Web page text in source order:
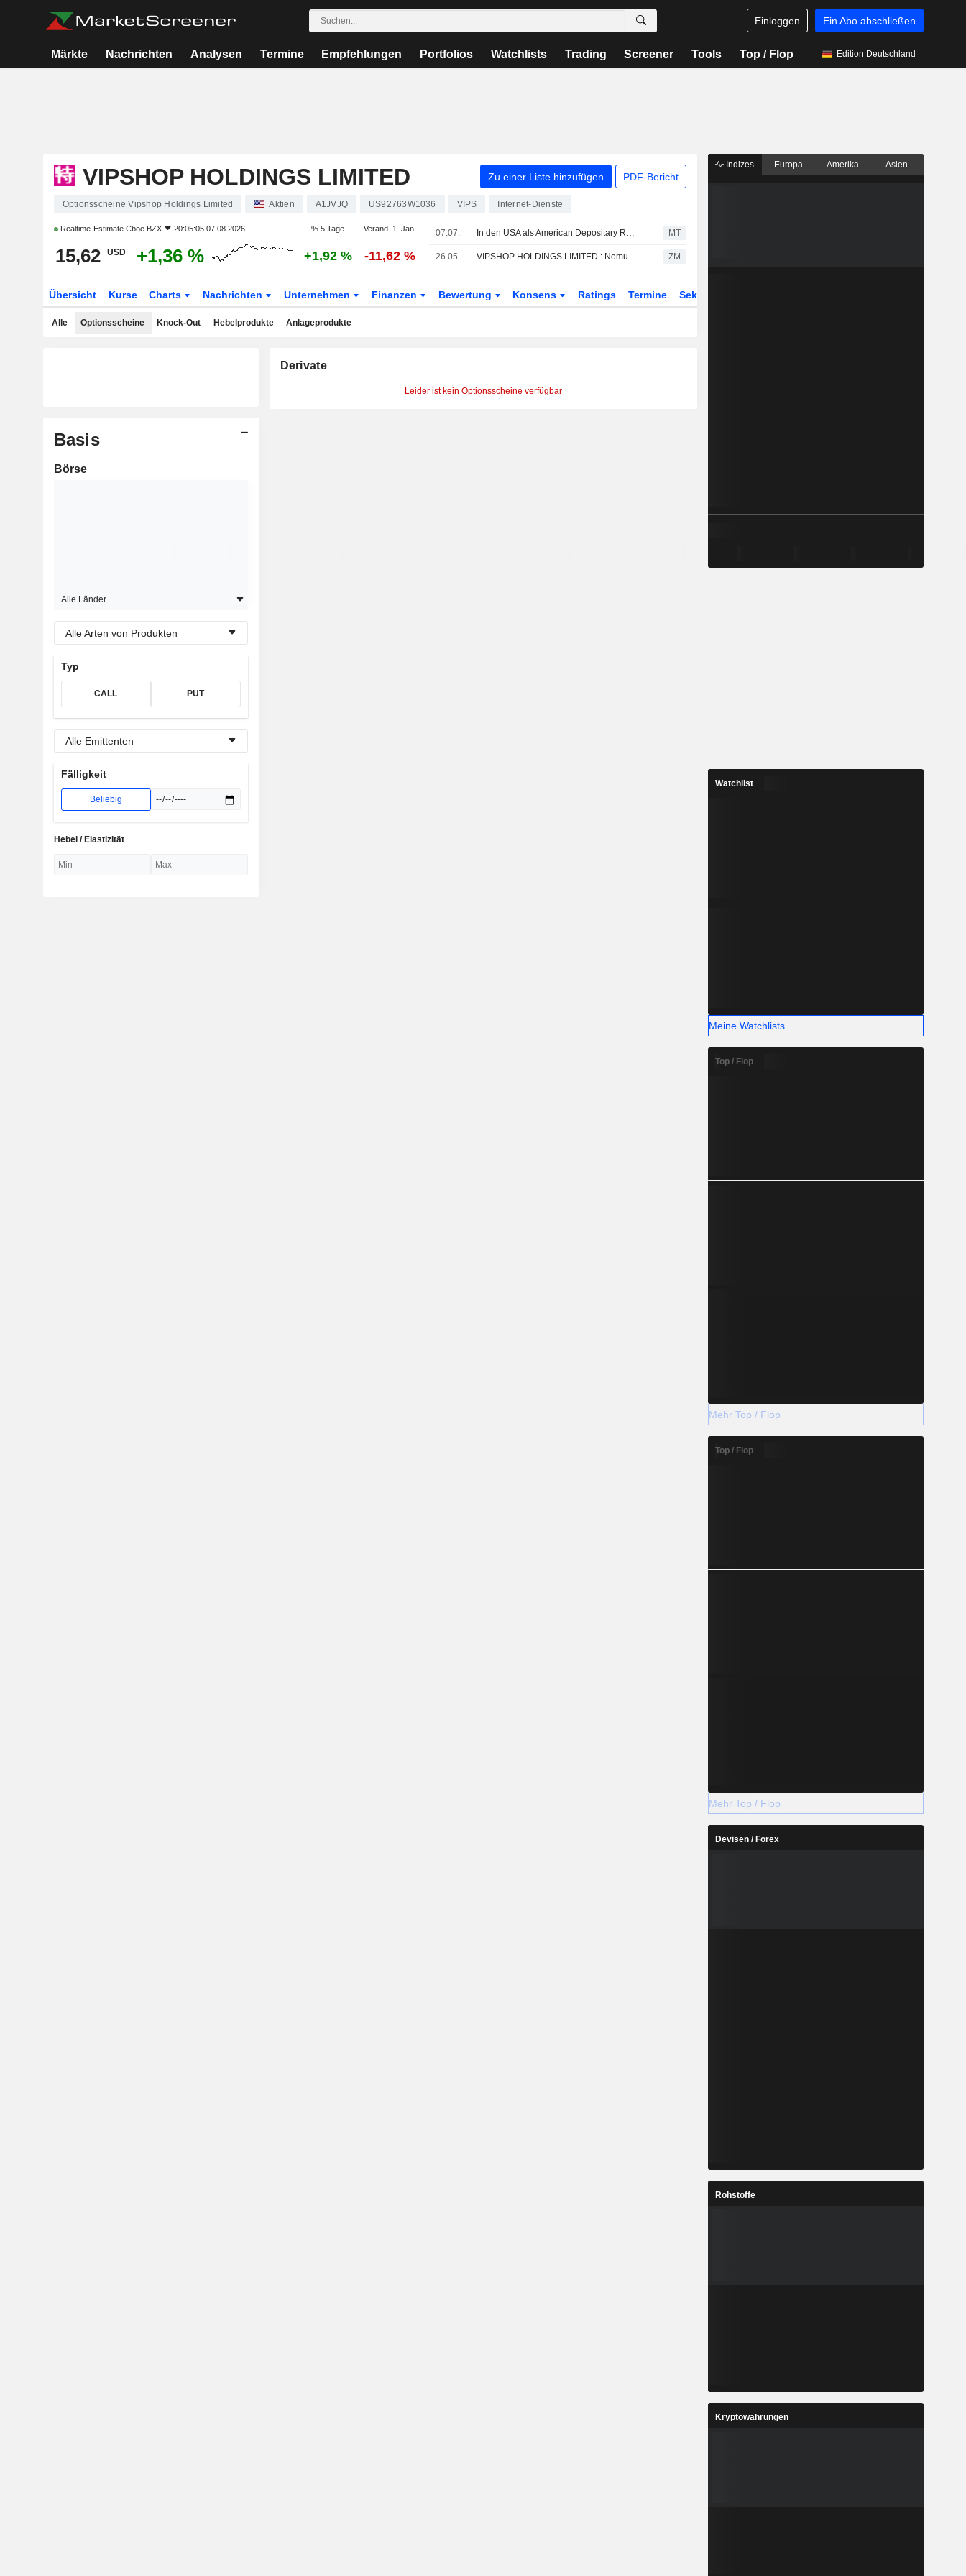
Einloggen Ein Abo abschließen
Märkte Nachrichten Analysen Termine Empfehlungen Portfolios Watchlists Trading Screener Tools Top / Flop Edition Deutschland
VIPSHOP HOLDINGS LIMITED Zu einer Liste hinzufügen PDF-Bericht
Optionsscheine Vipshop Holdings Limited Aktien A1JVJQ US92763W1036 VIPS Internet-Dienste
Realtime-Estimate Cboe BZX 20:05:05 07.08.2026 % 5 Tage Veränd. 1. Jan.
15,62 USD +1,36 % +1,92 % -11,62 %
07.07. In den USA als American Depositary Receipts gehandelte asiatische Aktien brechen am Dienstag im Handel deutlich ein MT
26.05. VIPSHOP HOLDINGS LIMITED : Nomura bleibt bei seiner Kaufempfehlung ZM
Übersicht Kurse Charts Nachrichten Unternehmen Finanzen Bewertung Konsens Ratings Termine Sektor
Alle Optionsscheine Knock-Out Hebelprodukte Anlageprodukte
Basis
Börse
Alle Länder
Alle Arten von Produkten
Typ
CALL PUT
Alle Emittenten
Fälligkeit
Beliebig
Hebel / Elastizität
Derivate
Leider ist kein Optionsscheine verfügbar
Indizes Europa Amerika Asien
Watchlist
Meine Watchlists
Top / Flop
Mehr Top / Flop
Top / Flop
Mehr Top / Flop
Devisen / Forex
Rohstoffe
Kryptowährungen